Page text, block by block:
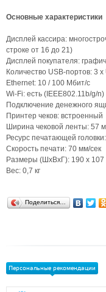
Основные характеристики
Дисплей кассира:
строке от 16 до 21)
Дисплей покупателя:
Количество USB-портов: 3
Ethernet: 10 / 100 Мбит/с
Wi-Fi: есть (IEEE802.11b/g/n)
Подключение денежного
Принтер чеков: встроенный
Ширина чековой ленты: 57
Ресурс печатающей
Скорость печати: 70 мм/сек
Размеры (ШхВхГ): 190 х 107
Вес: 0,7 кг
Поделиться…
Персональные рекомендации